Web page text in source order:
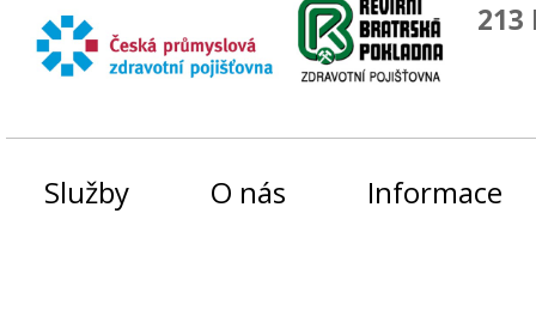
Služby O nás Informace